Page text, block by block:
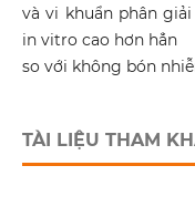
và vi khuẩn phân
in vitro cao hơn hẳn
so với không bón
TÀI LIỆU THAM